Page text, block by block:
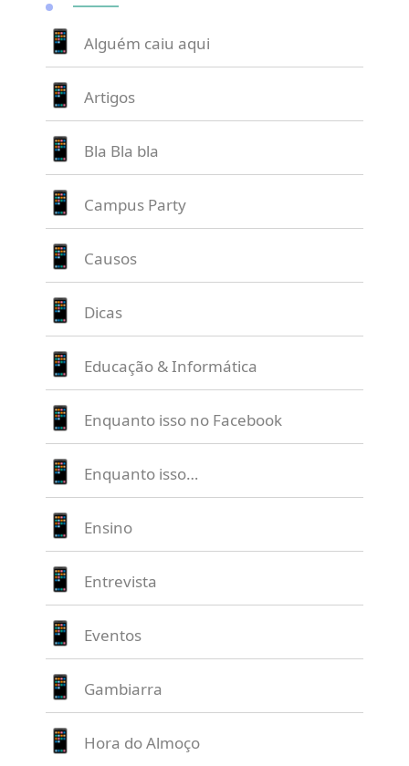
Alguém caiu aqui
Artigos
Bla Bla bla
Campus Party
Causos
Dicas
Educação & Informática
Enquanto isso no Facebook
Enquanto isso…
Ensino
Entrevista
Eventos
Gambiarra
Hora do Almoço